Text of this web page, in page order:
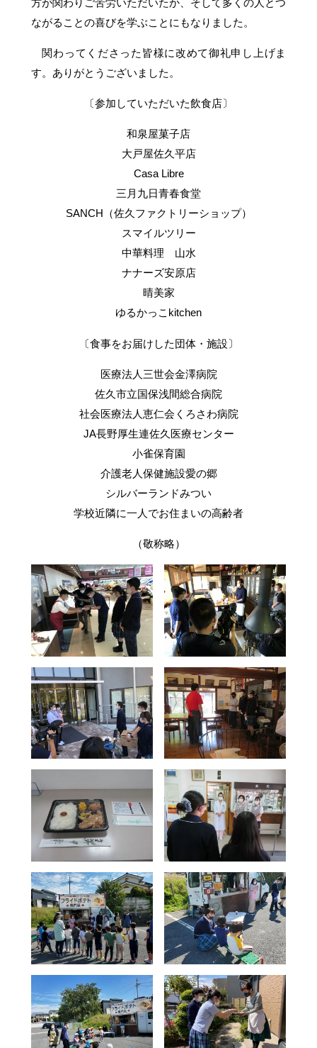
方が関わりご苦労いただいたか、そして多くの人とつ
ながることの喜びを学ぶことにもなりました。
関わってくださった皆様に改めて御礼申し上げま
す。ありがとうございました。
〔参加していただいた飲食店〕
和泉屋菓子店
大戸屋佐久平店
Casa Libre
三月九日青春食堂
SANCH（佐久ファクトリーショップ）
スマイルツリー
中華料理 山水
ナナーズ安原店
晴美家
ゆるかっこkitchen
〔食事をお届けした団体・施設〕
医療法人三世会金澤病院
佐久市立国保浅間総合病院
社会医療法人恵仁会くろさわ病院
JA長野厚生連佐久医療センター
小雀保育園
介護老人保健施設愛の郷
シルバーランドみつい
学校近隣に一人でお住まいの高齢者
（敬称略）